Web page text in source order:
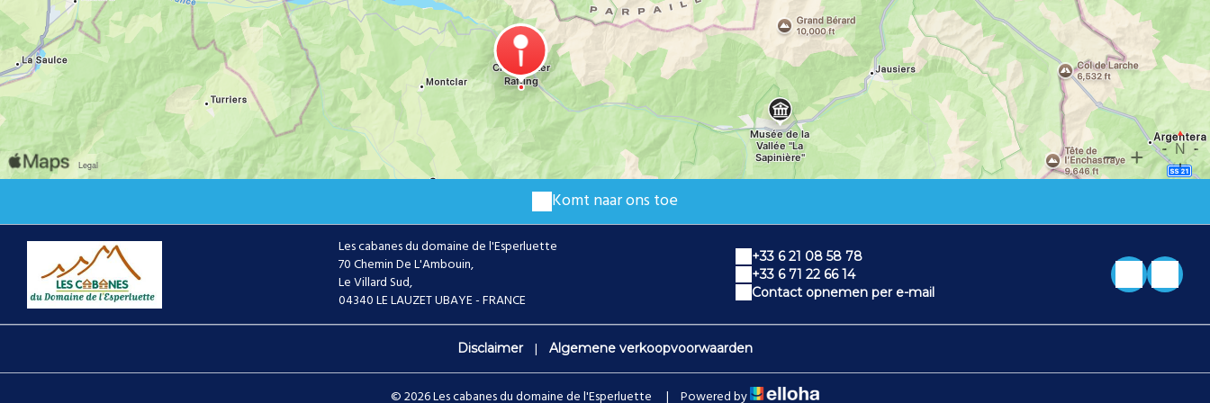
Komt naar ons toe
Les cabanes du domaine de l'Esperluette
70 Chemin De L'Ambouin,
Le Villard Sud,
04340 LE LAUZET UBAYE - FRANCE
+33 6 21 08 58 78
+33 6 71 22 66 14
Contact opnemen per e-mail
Disclaimer | Algemene verkoopvoorwaarden
© 2026 Les cabanes du domaine de l'Esperluette | Powered by